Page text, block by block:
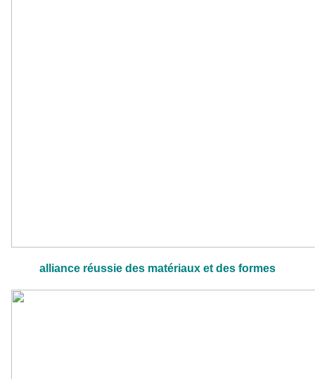
alliance réussie des matériaux et des formes